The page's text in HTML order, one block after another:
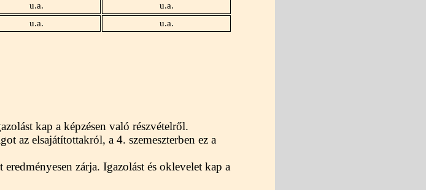
u.a.
u.a.
u.a. u.a.
kap a képzésen való részvételről.
az elsajátítottakról, a 4. szemeszterben ez a
zárja. Igazolást és oklevelet kap a